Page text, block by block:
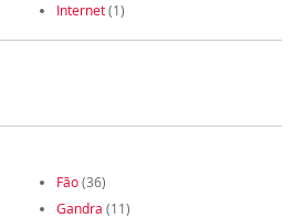
Internet(1)
Fão(36)
Gandra (11)